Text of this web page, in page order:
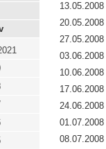
13.05.2008
20.05.2008
27.05.2008
03.06.2008
10.06.2008
17.06.2008
24.06.2008
01.07.2008
08.07.2008